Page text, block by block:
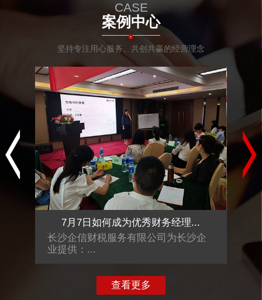
CASE
案例中心
坚持专注用心服务、共创共赢的经营理念
7月7日如何成为优秀财务经理...
长沙企信财税服务有限公司为长沙企
业提供：...
查看更多